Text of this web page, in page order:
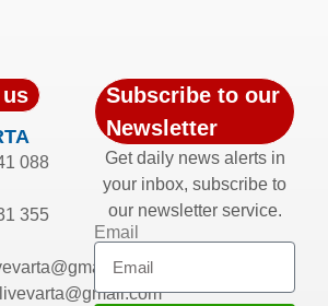
088
355
Subscribe to our
Newsletter
Get daily news alerts in
your inbox, subscribe to
our newsletter service.
Email